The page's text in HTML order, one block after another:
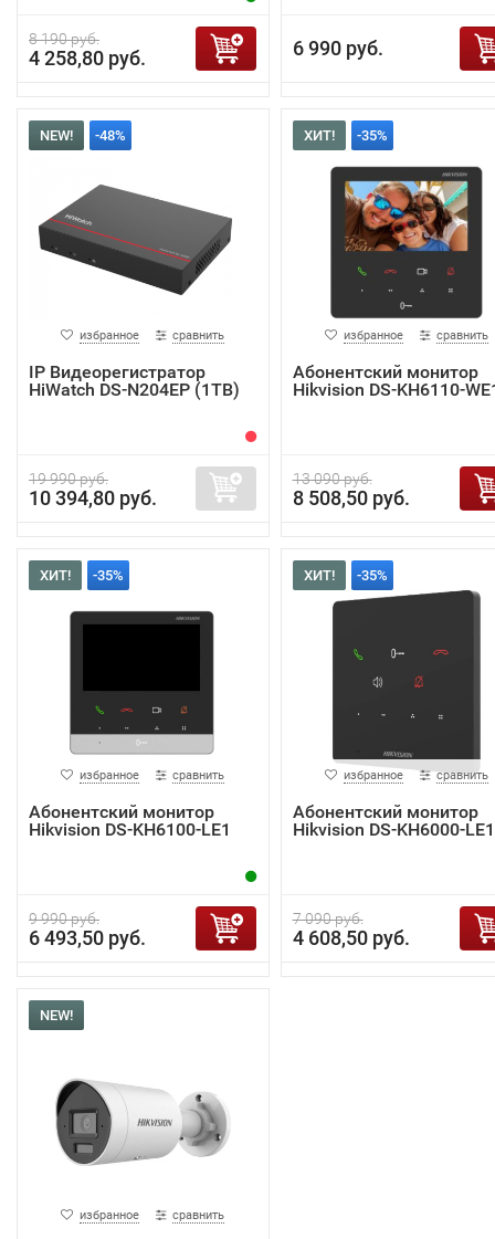
8 190 руб.
4 258,80 руб. 6 990 руб.
NEW! -48%
избранное сравнить
IP Видеорегистратор
HiWatch DS-N204EP (1TB)
19 990 руб.
10 394,80 руб.
ХИТ! -35%
избранное сравнить
Абонентский монитор
Hikvision DS-KH6110-
13 090 руб.
8 508,50 руб.
ХИТ! -35%
избранное сравнить
Абонентский монитор
Hikvision DS-KH6100-LE1
9 990 руб.
6 493,50 руб.
ХИТ! -35%
избранное сравнить
Абонентский монитор
Hikvision DS-KH6000-LE1
7 090 руб.
4 608,50 руб.
NEW!
избранное сравнить